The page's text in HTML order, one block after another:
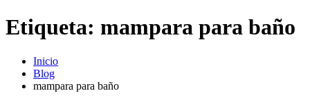
Etiqueta: mampara para baño
Inicio
Blog
mampara para baño